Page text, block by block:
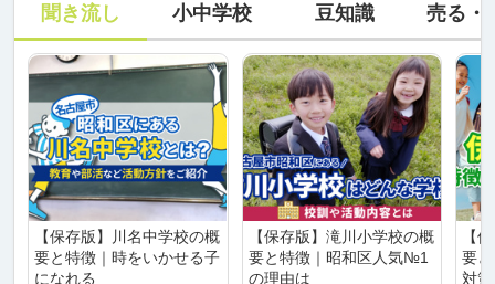
聞き流し 小中学校 豆知識 売る・
【保存版】川名中学校の概
要と特徴｜時をいかせる子
になれる
【保存版】滝川小学校の概
要と特徴｜昭和区人気№1
の理由は
【
要
対